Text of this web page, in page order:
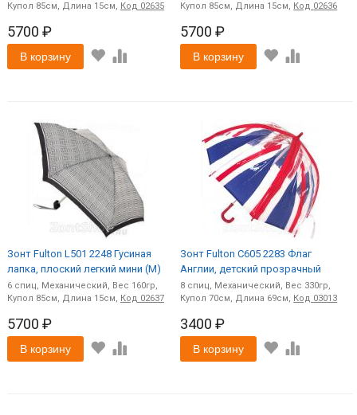
85
15 Код 02635
5700 ₽
В корзину
85
15 Код 02636
5700 ₽
В корзину
Зонт Fulton L501 2248 Гусиная
лапка, плоский легкий мини (M)
6спиц Механический
160
85
15 Код 02637
5700 ₽
В корзину
Зонт Fulton C605 2283 Флаг
Англии, детский прозрачный
8 спиц Механический
330
70
69 Код 03013
3400 ₽
В корзину